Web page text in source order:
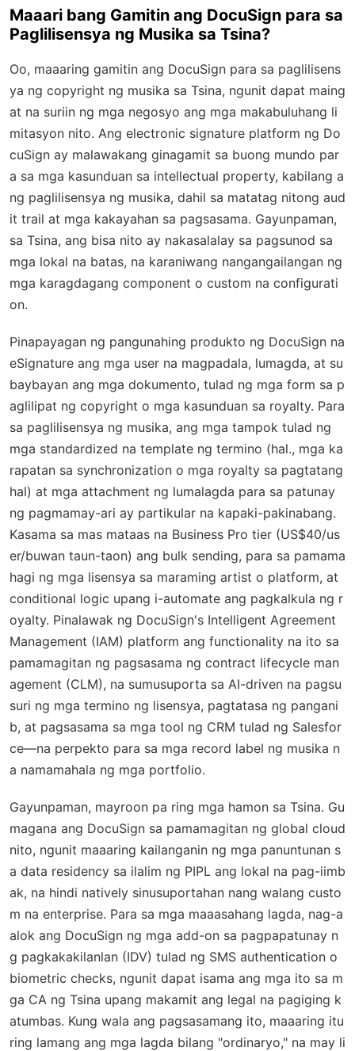
Maaari bang Gamitin ang DocuSign para sa
Paglilisensya ng Musika sa Tsina?
Oo, maaaring gamitin ang DocuSign para sa paglilisens
ya ng copyright ng musika sa Tsina, ngunit dapat maing
at na suriin ng mga negosyo ang mga makabuluhang li
mitasyon nito. Ang electronic signature platform ng Do
cuSign ay malawakang ginagamit sa buong mundo par
a sa mga kasunduan sa intellectual property, kabilang a
ng paglilisensya ng musika, dahil sa matatag nitong aud
it trail at mga kakayahan sa pagsasama. Gayunpaman,
sa Tsina, ang bisa nito ay nakasalalay sa pagsunod sa
mga lokal na batas, na karaniwang nangangailangan ng
mga karagdagang component o custom na configurati
on.
Pinapayagan ng pangunahing produkto ng DocuSign na
eSignature ang mga user na magpadala, lumagda, at su
baybayan ang mga dokumento, tulad ng mga form sa p
aglilipat ng copyright o mga kasunduan sa royalty. Para
sa paglilisensya ng musika, ang mga tampok tulad ng
mga standardized na template ng termino (hal., mga ka
rapatan sa synchronization o mga royalty sa pagtatang
hal) at mga attachment ng lumalagda para sa patunay
ng pagmamay-ari ay partikular na kapaki-pakinabang.
Kasama sa mas mataas na Business Pro tier (US$40/us
er/buwan taun-taon) ang bulk sending, para sa pamama
hagi ng mga lisensya sa maraming artist o platform, at
conditional logic upang i-automate ang pagkalkula ng r
oyalty. Pinalawak ng DocuSign's Intelligent Agreement
Management (IAM) platform ang functionality na ito sa
pamamagitan ng pagsasama ng contract lifecycle man
agement (CLM), na sumusuporta sa AI-driven na pagsu
suri ng mga termino ng lisensya, pagtatasa ng pangani
b, at pagsasama sa mga tool ng CRM tulad ng Salesfor
ce—na perpekto para sa mga record label ng musika n
a namamahala ng mga portfolio.
Gayunpaman, mayroon pa ring mga hamon sa Tsina. Gu
magana ang DocuSign sa pamamagitan ng global cloud
nito, ngunit maaaring kailanganin ng mga panuntunan s
a data residency sa ilalim ng PIPL ang lokal na pag-iimb
ak, na hindi natively sinusuportahan nang walang custo
m na enterprise. Para sa mga maaasahang lagda, nag-a
alok ang DocuSign ng mga add-on sa pagpapatunay n
g pagkakakilanlan (IDV) tulad ng SMS authentication o
biometric checks, ngunit dapat isama ang mga ito sa m
ga CA ng Tsina upang makamit ang legal na pagiging k
atumbas. Kung wala ang pagsasamang ito, maaaring itu
ring lamang ang mga lagda bilang "ordinaryo," na may li